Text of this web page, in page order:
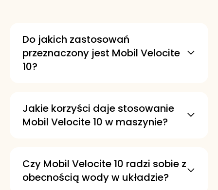
Do jakich zastosowań
przeznaczony jest Mobil Velocite
10?
maszynach narzędziowych. Sprawdza
się tam, gdzie wymagane jest stabilne
smarowanie elementów pracujących z
Jakie korzyści daje stosowanie
Mobil Velocite 10 w maszynie?
utlenianie i pienienie. Pomaga też
chronić przed rdzą i korozją.
Czy Mobil Velocite 10 radzi sobie z
obecnością wody w układzie?